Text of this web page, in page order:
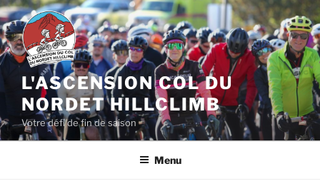
Aller
au
contenu
principal
L'ASCENSION COL DU
NORDET HILLCLIMB
Votre défi de fin de saison
Menu